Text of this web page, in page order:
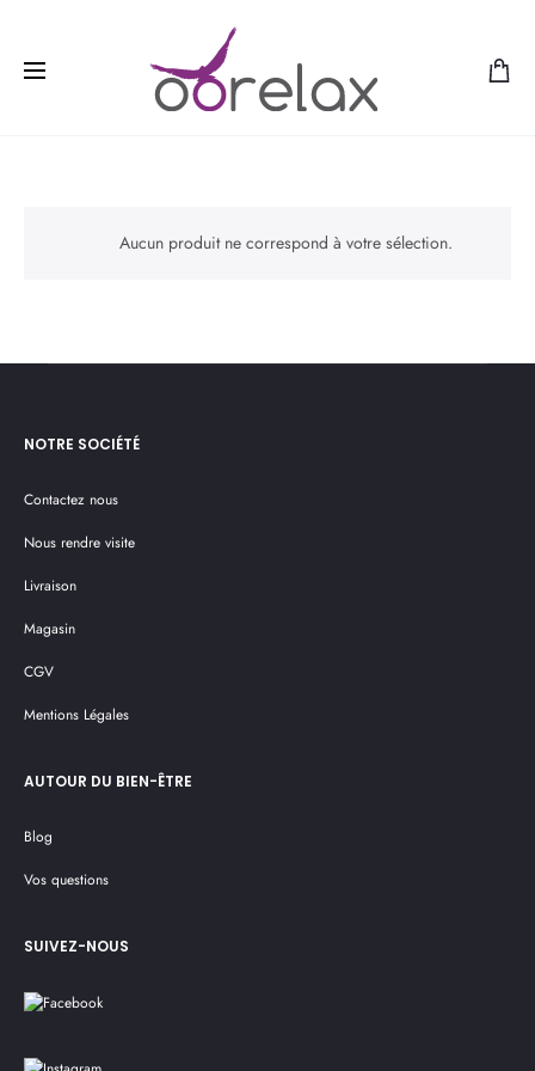
Aucun produit ne correspond à votre sélection.
NOTRE SOCIÉTÉ
Contactez nous
Nous rendre visite
Livraison
Magasin
CGV
Mentions Légales
AUTOUR DU BIEN-ÊTRE
Blog
Vos questions
SUIVEZ-NOUS